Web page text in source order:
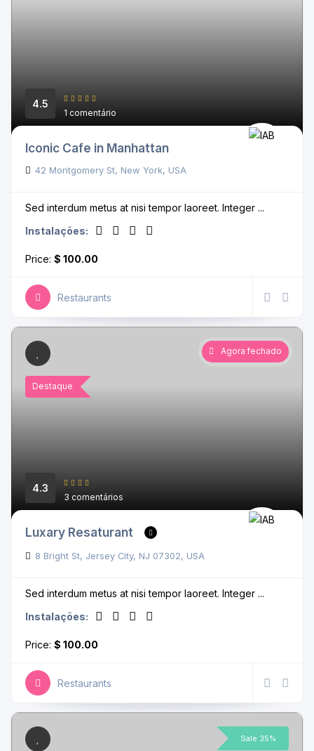
4.5
1 comentário
Iconic Cafe in Manhattan
42 Montgomery St, New York, USA
Sed interdum metus at nisi tempor laoreet. Integer ...
Instalações:
Price: $ 100.00
Restaurants
Destaque
Agora fechado
4.3
3 comentários
Luxary Resaturant
8 Bright St, Jersey City, NJ 07302, USA
Sed interdum metus at nisi tempor laoreet. Integer ...
Instalações:
Price: $ 100.00
Restaurants
Sale 35%